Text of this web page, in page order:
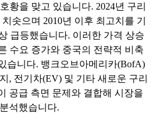
황을 맞고 있습니다. 2024년 구리
솟으며 2010년 이후 최고치를 기
급등했습니다. 이러한 가격 상승
수요 증가와 중국의 전략적 비축
습니다. 뱅크오브아메리카(BofA)
, 전기차(EV) 및 기타 새로운 구리
공급 측면 문제와 결합해 시장을
석했습니다.